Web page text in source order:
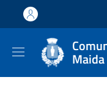
Salta al contenuto
Skip to footer content
Maida